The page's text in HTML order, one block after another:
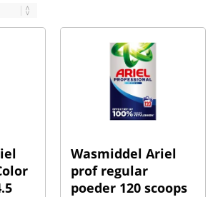
Wasmiddel Ariel
prof regular
poeder 120 scoops